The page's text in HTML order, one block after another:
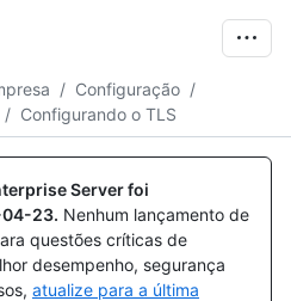
/ Configuração /
/ Configurando o TLS
Server foi
23. Nenhum lançamento de
questões críticas de
desempenho, segurança
atualize para a última